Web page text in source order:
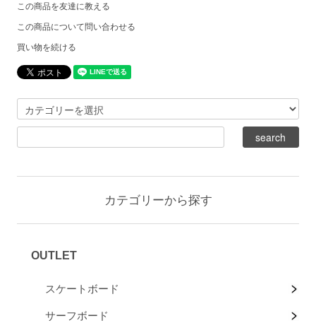
この商品を友達に教える
この商品について問い合わせる
買い物を続ける
カテゴリーから探す
OUTLET
スケートボード
サーフボード